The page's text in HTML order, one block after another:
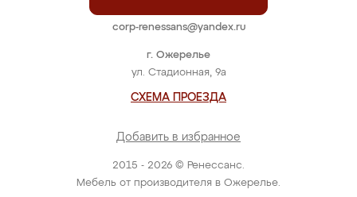
2015 - 2026 © Ренессанс.
Мебель от производителя в Ожерелье.
г. Ожерелье
ул. Стадионная, 9а
СХЕМА ПРОЕЗДА
Добавить в избранное
corp-renessans@yandex.ru